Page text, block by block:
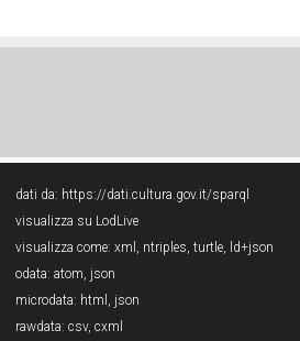
dati da: https://dati.cultura.gov.it/sparql
visualizza su LodLive
visualizza come: xml , ntriples, turtle, ld+json
odata: atom, json
microdata: html , json
rawdata: csv, cxml